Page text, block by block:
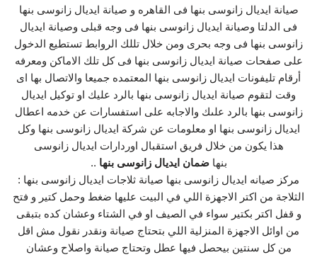
صيانة ايديال زانوسى بنها فى القاهره و صيانة ايديال زانوسى بنها
فى الدلتا وصيانة ايديال زانوسى بنها فى وجه قبلى وصيانة ايديال
زانوسى بنها فى وجه بحرى ومن خلال تللك الروابط تستطيع الدخول
على صفحات صيانة ايديال زانوسى بنها فى كل تلك الاماكن ومعرفه
أرقام تليفونات ايديال زانوسى بنها المعتمده جميعا والاتصال بها اى
وقت لتقوم صيانة ايديال زانوسى بنها بالرد عليك او توكيل ايديال
زانوسى بنها بالرد علىك والاجابه على استفسارات عن خدمه اعطال
ايديال زانوسى بنها او معلومات عن شركة ايديال زانوسى بنها وكل
هذا يكون من خلال فريق استقبال اوردارات ايديال زانوسى
بنهاضمان ايديال زانوسى بنها ..
مركز صيانه ايديال زانوسى بنها صيانة ثلاجات ايديال زانوسى بنها :
الثلاجة من اكتر الاجهزة اللي في البيت عليها ضغط وحمل كتير و فتح
و قفل اكتر بكتير سواء في الصيف او في الشتاء وعشان كده بتبقى
من اوائل الاجهزة المنزلية اللي بتحتاج صيانة ونقدر نقول مش اقل
من كل سنتين بيحصل فيها عطل وتحتاج صيانة واصلاح وعشان